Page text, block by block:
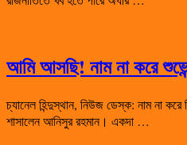
আমি আসছি! নাম না করে
চ্যানেল হিন্দুস্থান, নিউজ ডেস্ক: নাম না করে
শাসালেন আনিসুর রহমান। একদা …